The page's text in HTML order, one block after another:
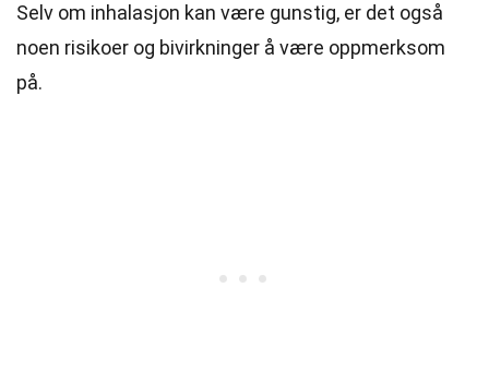
Selv om inhalasjon kan være gunstig, er det også
noen risikoer og bivirkninger å være oppmerksom
på.